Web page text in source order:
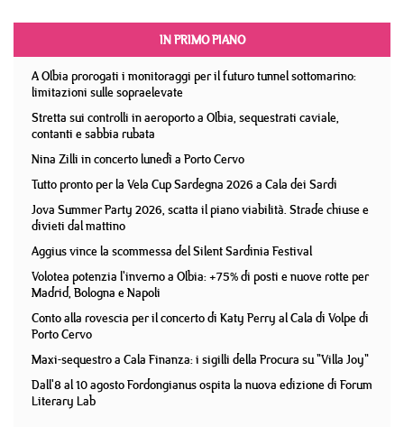
IN PRIMO PIANO
A Olbia prorogati i monitoraggi per il futuro tunnel sottomarino:
limitazioni sulle sopraelevate
Stretta sui controlli in aeroporto a Olbia, sequestrati caviale,
contanti e sabbia rubata
Nina Zilli in concerto lunedì a Porto Cervo
Tutto pronto per la Vela Cup Sardegna 2026 a Cala dei Sardi
Jova Summer Party 2026, scatta il piano viabilità. Strade chiuse e
divieti dal mattino
Aggius vince la scommessa del Silent Sardinia Festival
Volotea potenzia l'inverno a Olbia: +75% di posti e nuove rotte per
Madrid, Bologna e Napoli
Conto alla rovescia per il concerto di Katy Perry al Cala di Volpe di
Porto Cervo
Maxi-sequestro a Cala Finanza: i sigilli della Procura su "Villa Joy"
Dall'8 al 10 agosto Fordongianus ospita la nuova edizione di Forum
Literary Lab